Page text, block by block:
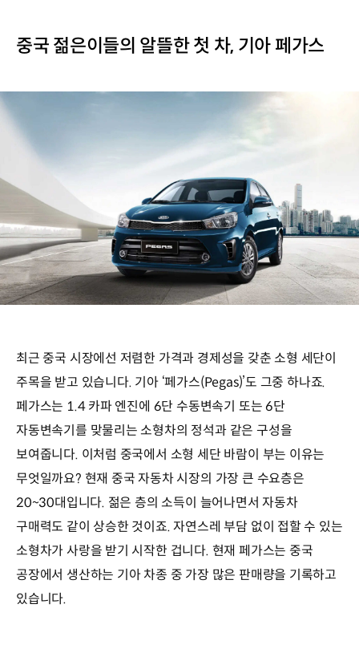
중국 젊은이들의 알뜰한 첫 차, 기아 페가스
최근 중국 시장에선 저렴한 가격과 경제성을 갖춘 소형 세단이
주목을 받고 있습니다. 기아 ‘페가스(Pegas)’도 그중 하나죠.
페가스는 1.4 카파 엔진에 6단 수동변속기 또는 6단
자동변속기를 맞물리는 소형차의 정석과 같은 구성을
보여줍니다. 이처럼 중국에서 소형 세단 바람이 부는 이유는
무엇일까요? 현재 중국 자동차 시장의 가장 큰 수요층은
20~30대입니다. 젊은 층의 소득이 늘어나면서 자동차
구매력도 같이 상승한 것이죠. 자연스레 부담 없이 접할 수 있는
소형차가 사랑을 받기 시작한 겁니다. 현재 페가스는 중국
공장에서 생산하는 기아 차종 중 가장 많은 판매량을 기록하고
있습니다.